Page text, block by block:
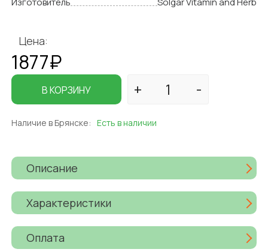
Цена:
1877₽
В КОРЗИНУ
Наличие в Брянске: Есть в наличии
Описание
Характеристики
Оплата